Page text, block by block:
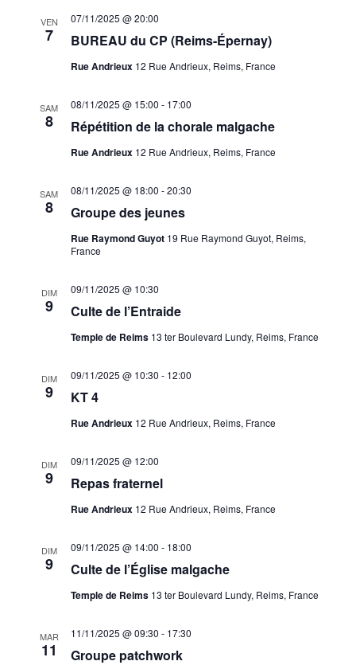
VEN
7 BUREAU du CP (Reims-Épernay)
07/11/2025 @ 20:00
Rue Andrieux 12 Rue Andrieux, Reims, France
SAM
8 Répétition de la chorale malgache
08/11/2025 @ 15:00 - 17:00
Rue Andrieux 12 Rue Andrieux, Reims, France
SAM
8 Groupe des jeunes
08/11/2025 @ 18:00 -20:30
Rue Raymond Guyot 19 Rue Raymond Guyot, Reims,
France
DIM
9 Culte de l’Entraide
09/11/2025 @ 10:30
Temple de Reims 13 ter Boulevard Lundy, Reims, France
DIM
9 KT 4
09/11/2025 @ 10:30 - 12:00
Rue Andrieux 12 Rue Andrieux, Reims, France
DIM
9 Repas fraternel
09/11/2025 @ 12:00
Rue Andrieux 12 Rue Andrieux, Reims, France
DIM
9 Culte de l’Église malgache
09/11/2025 @ 14:00 - 18:00
Temple de Reims 13 ter Boulevard Lundy, Reims, France
MAR
11 Groupe patchwork
11/11/2025 @ 09:30 - 17:30